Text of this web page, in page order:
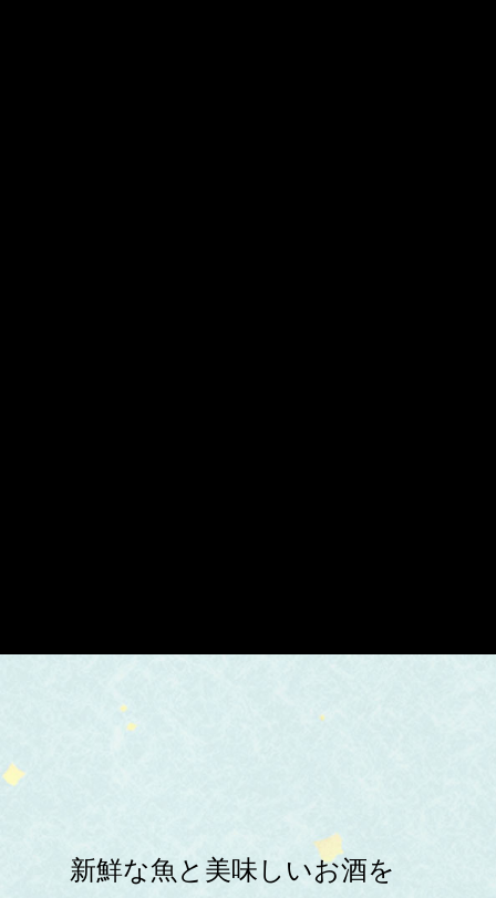
新鮮な魚と美味しいお酒を